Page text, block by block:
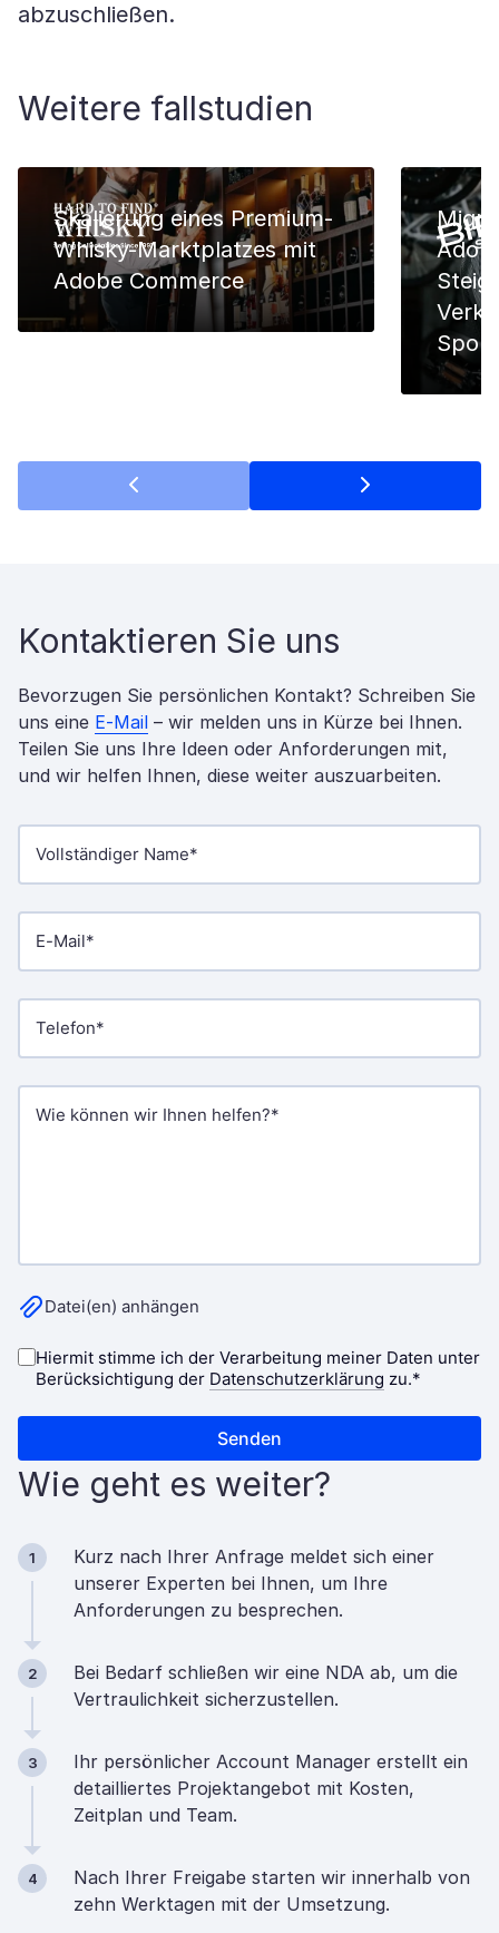
abzuschließen.
Weitere fallstudien
Skalierung eines Premium-
Whisky-Marktplatzes mit
Adobe Commerce
Kontaktieren Sie uns
Bevorzugen Sie persönlichen Kontakt? Schreiben Sie
uns eine E-Mail – wir melden uns in Kürze bei Ihnen.
Teilen Sie uns Ihre Ideen oder Anforderungen mit,
und wir helfen Ihnen, diese weiter auszuarbeiten.
Wie geht es weiter?
1
Kurz nach Ihrer Anfrage meldet sich einer
unserer Experten bei Ihnen, um Ihre
Anforderungen zu besprechen.
2
Bei Bedarf schließen wir eine NDA ab, um die
Vertraulichkeit sicherzustellen.
3
Ihr persönlicher Account Manager erstellt ein
detailliertes Projektangebot mit Kosten,
Zeitplan und Team.
4
Nach Ihrer Freigabe starten wir innerhalb von
zehn Werktagen mit der Umsetzung.